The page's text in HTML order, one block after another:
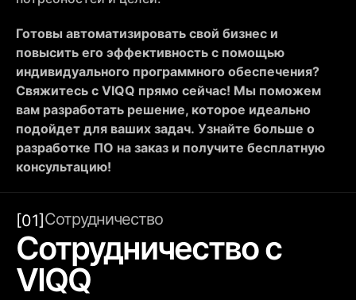
Готовы автоматизировать свой бизнес и
повысить его эффективность с помощью
индивидуального программного обеспечения?
Свяжитесь с VIQQ прямо сейчас! Мы поможем
вам разработать решение, которое идеально
подойдет для ваших задач. Узнайте больше о
разработке ПО на заказ и получите бесплатную
консультацию!
[01]Сотрудничество
Сотрудничество с
VIQQ